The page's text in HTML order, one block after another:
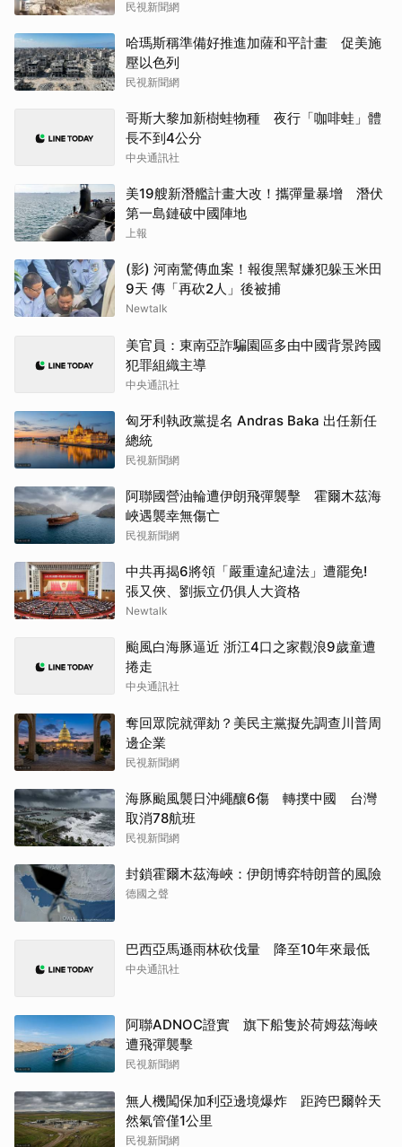
民視新聞網
哈瑪斯稱準備好推進加薩和平計畫 促美施
壓以色列
民視新聞網
哥斯大黎加新樹蛙物種 夜行「咖啡蛙」體
長不到4公分
中央通訊社
美19艘新潛艦計畫大改！攜彈量暴增 潛伏
第一島鏈破中國陣地
上報
(影) 河南驚傳血案！報復黑幫嫌犯躲玉米田
9天 傳「再砍2人」後被捕
Newtalk
美官員：東南亞詐騙園區多由中國背景跨國
犯罪組織主導
中央通訊社
匈牙利執政黨提名 Andras Baka 出任新任
總統
民視新聞網
阿聯國營油輪遭伊朗飛彈襲擊 霍爾木茲海
峽遇襲幸無傷亡
民視新聞網
中共再揭6將領「嚴重違紀違法」遭罷免!
張又俠、劉振立仍俱人大資格
Newtalk
颱風白海豚逼近 浙江4口之家觀浪9歲童遭
捲走
中央通訊社
奪回眾院就彈劾？美民主黨擬先調查川普周
邊企業
民視新聞網
海豚颱風襲日沖繩釀6傷 轉撲中國 台灣
取消78航班
民視新聞網
封鎖霍爾木茲海峽：伊朗博弈特朗普的風險
德國之聲
巴西亞馬遜雨林砍伐量 降至10年來最低
中央通訊社
阿聯ADNOC證實 旗下船隻於荷姆茲海峽
遭飛彈襲擊
民視新聞網
無人機闖保加利亞邊境爆炸 距跨巴爾幹天
然氣管僅1公里
民視新聞網